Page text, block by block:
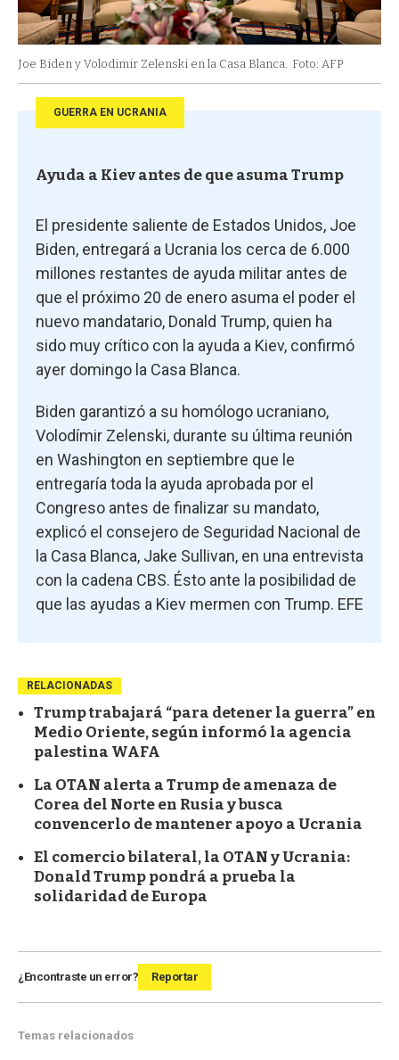
Joe Biden y Volodimir Zelenski en la Casa Blanca. Foto: AFP
GUERRA EN UCRANIA
Ayuda a Kiev antes de que asuma Trump
El presidente saliente de Estados Unidos, Joe
Biden, entregará a Ucrania los cerca de 6.000
millones restantes de ayuda militar antes de
que el próximo 20 de enero asuma el poder el
nuevo mandatario, Donald Trump, quien ha
sido muy crítico con la ayuda a Kiev, confirmó
ayer domingo la Casa Blanca.
Biden garantizó a su homólogo ucraniano,
Volodímir Zelenski, durante su última reunión
en Washington en septiembre que le
entregaría toda la ayuda aprobada por el
Congreso antes de finalizar su mandato,
explicó el consejero de Seguridad Nacional de
la Casa Blanca, Jake Sullivan, en una entrevista
con la cadena CBS. Ésto ante la posibilidad de
que las ayudas a Kiev mermen con Trump. EFE
RELACIONADAS
Trump trabajará “para detener la guerra” en
Medio Oriente, según informó la agencia
palestina WAFA
La OTAN alerta a Trump de amenaza de
Corea del Norte en Rusia y busca
convencerlo de mantener apoyo a Ucrania
El comercio bilateral, la OTAN y Ucrania:
Donald Trump pondrá a prueba la
solidaridad de Europa
¿Encontraste un error? Reportar
Temas relacionados